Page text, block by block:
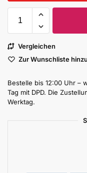
Vergleichen
Zur Wunschliste
Bestelle bis 12:00 Uhr –
Tag mit DPD. Die
Werktag.